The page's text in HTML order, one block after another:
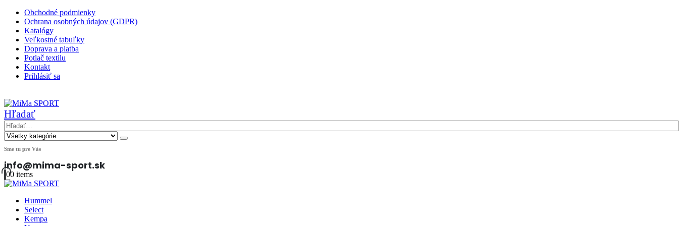
Obchodné podmienky
Ochrana osobných údajov (GDPR)
Katalógy
Veľkostné tabuľky
Doprava a platba
Potlač textilu
Kontakt
Prihlásiť sa
Hľadať
Sme tu pre Vás
info@mima-sport.sk
00 items
Hummel
Select
Kempa